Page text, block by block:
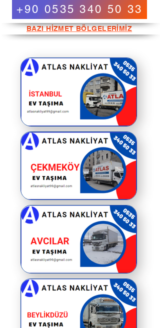
BAZI HİZMET BÖLGELERİMİZ
+90 0535 340 50 33